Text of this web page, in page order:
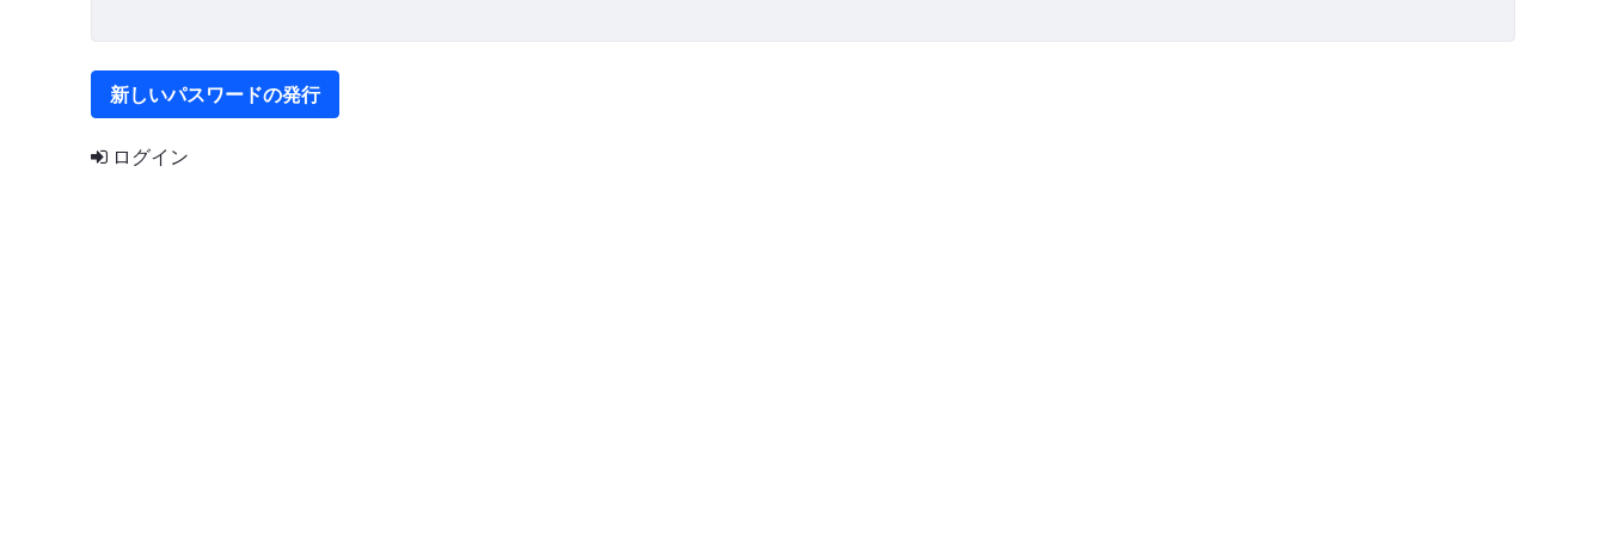
新しいパスワードの発行
ログイン